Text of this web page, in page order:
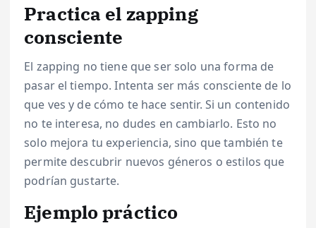
Practica el zapping
consciente
El zapping no tiene que ser solo una forma de
pasar el tiempo. Intenta ser más consciente de lo
que ves y de cómo te hace sentir. Si un contenido
no te interesa, no dudes en cambiarlo. Esto no
solo mejora tu experiencia, sino que también te
permite descubrir nuevos géneros o estilos que
podrían gustarte.
Ejemplo práctico